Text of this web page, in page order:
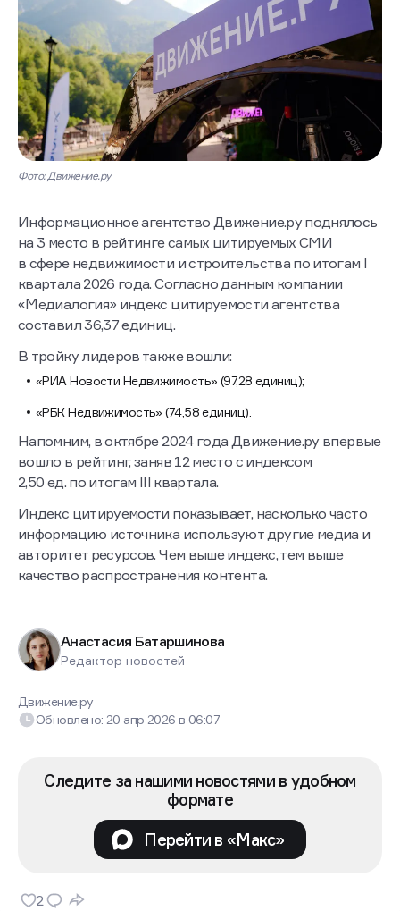
Фото: Движение.ру
Информационное агентство Движение.ру поднялось
на 3 место в рейтинге самых цитируемых СМИ
в сфере недвижимости и строительства по итогам I
квартала 2026 года. Согласно данным компании
«Медиалогия» индекс цитируемости агентства
составил 36,37 единиц.
В тройку лидеров также вошли:
«РИА Новости Недвижимость» (97,28 единиц);
«РБК Недвижимость» (74,58 единиц).
Напомним, в октябре 2024 года Движение.ру впервые
вошло в рейтинг, заняв 12 место с индексом
2,50 ед. по итогам III квартала.
Индекс цитируемости показывает, насколько часто
информацию источника используют другие медиа и
авторитет ресурсов. Чем выше индекс, тем выше
качество распространения контента.
Анастасия Батаршинова
Редактор новостей
Движение.ру
Обновлено: 20 апр 2026в 06:07
Следите за нашими новостями в удобном
формате
Перейти в «Макс»
2